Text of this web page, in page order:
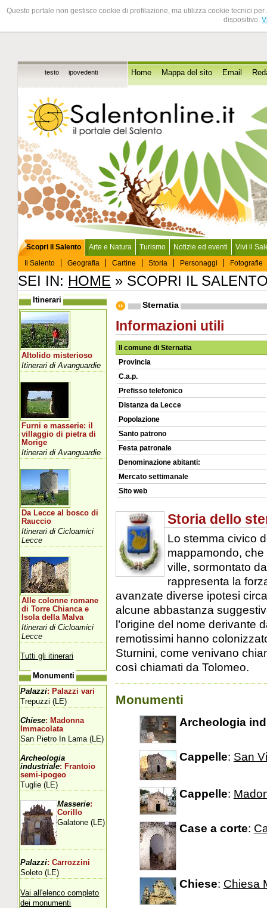
Questo portale non gestisce cookie di profilazione, ma utilizza cookie tecnici
dispositivo.
testo ipovedenti Home Mappa del sito Email
Scopri il Salento
Il Salento
Geografia Cartine Storia Personaggi Fotografie
Arte e Natura Turismo Notizie ed eventi Vivi il
SEI IN: HOME » SCOPRI IL
Sternatia
Informazioni utili
Il comune di Sternatia
Provincia
C.a.p.
Prefisso telefonico
Distanza da Lecce
Popolazione
Santo patrono
Festa patronale
Denominazione abitanti:
Mercato settimanale
Sito web
Storia dello
Lo stemma civico
mappamondo, che
ville, sormontato
rappresenta la
avanzate diverse ipotesi
alcune abbastanza
l’origine del nome derivante
remotissimi hanno
Sturnini, come venivano
così chiamati da Tolomeo.
Monumenti
Archeologia
Cappelle: San
Cappelle:
Case a corte:
Chiese: Chiesa
Itinerari
Altolido misterioso
Itinerari di Avanguardie
Furni e masserie: il
villaggio di pietra di
Morige
Itinerari di Avanguardie
Da Lecce al bosco di
Rauccio
Itinerari di Cicloamici
Lecce
Alle colonne romane
di Torre Chianca e
Isola della Malva
Itinerari di Cicloamici
Lecce
Tutti gli itinerari
Monumenti
Palazzi: Palazzi vari
Trepuzzi (LE)
Chiese: Madonna
Immacolata
San Pietro In Lama (LE)
Archeologia
industriale: Frantoio
semi-ipogeo
Tuglie (LE)
Masserie:
Corillo
Galatone (LE)
Palazzi: Carrozzini
Soleto (LE)
Vai all'elenco completo
dei monumenti